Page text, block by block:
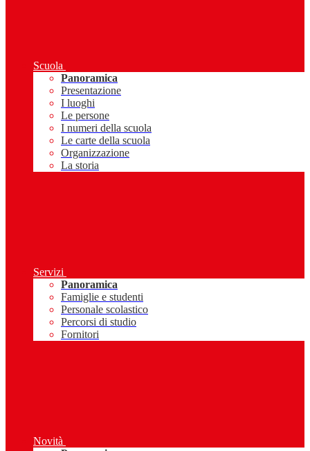
Scuola
Panoramica
Presentazione
I luoghi
Le persone
I numeri della scuola
Le carte della scuola
Organizzazione
La storia
Servizi
Panoramica
Famiglie e studenti
Personale scolastico
Percorsi di studio
Fornitori
Novità